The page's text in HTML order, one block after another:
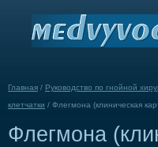
Главная / Руководство по гнойной
клетчатки / Флегмона (клиническая
Флегмона